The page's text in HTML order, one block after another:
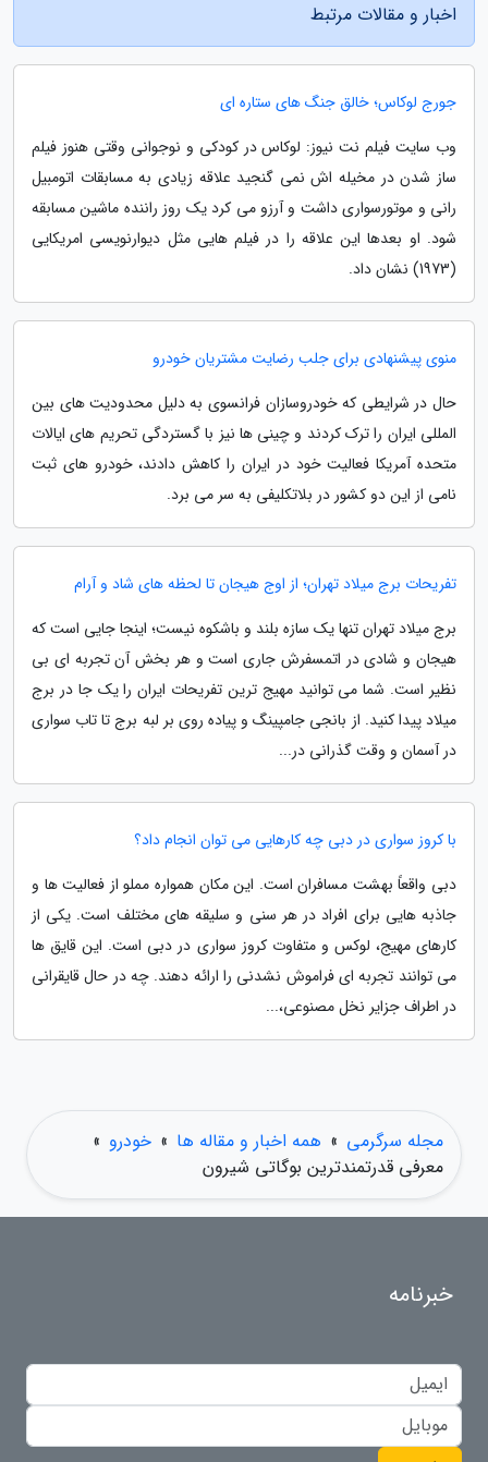
اخبار و مقالات مرتبط
جورج لوکاس؛ خالق جنگ های ستاره ای
وب سایت فیلم نت نیوز: لوکاس در کودکی و نوجوانی وقتی هنوز فیلم
ساز شدن در مخیله اش نمی گنجید علاقه زیادی به مسابقات اتومبیل
رانی و موتورسواری داشت و آرزو می کرد یک روز راننده ماشین مسابقه
شود. او بعدها این علاقه را در فیلم هایی مثل دیوارنویسی امریکایی
(1973) نشان داد.
منوی پیشنهادی برای جلب رضایت مشتریان خودرو
حال در شرایطی که خودروسازان فرانسوی به دلیل محدودیت های بین
المللی ایران را ترک کردند و چینی ها نیز با گستردگی تحریم های ایالات
متحده آمریکا فعالیت خود در ایران را کاهش دادند، خودرو های ثبت
نامی از این دو کشور در بلاتکلیفی به سر می برد.
تفریحات برج میلاد تهران؛ از اوج هیجان تا لحظه های شاد و آرام
برج میلاد تهران تنها یک سازه بلند و باشکوه نیست؛ اینجا جایی است که
هیجان و شادی در اتمسفرش جاری است و هر بخش آن تجربه ای بی
نظیر است. شما می توانید مهیج ترین تفریحات ایران را یک جا در برج
میلاد پیدا کنید. از بانجی جامپینگ و پیاده روی بر لبه برج تا تاب سواری
در آسمان و وقت گذرانی در...
با کروز سواری در دبی چه کارهایی می توان انجام داد؟
دبی واقعاً بهشت مسافران است. این مکان همواره مملو از فعالیت ها و
جاذبه هایی برای افراد در هر سنی و سلیقه های مختلف است. یکی از
کارهای مهیج، لوکس و متفاوت کروز سواری در دبی است. این قایق ها
می توانند تجربه ای فراموش نشدنی را ارائه دهند. چه در حال قایقرانی
در اطراف جزایر نخل مصنوعی،...
مجله سرگرمی » همه اخبار و مقاله ها » خودرو »
معرفی قدرتمندترین بوگاتی شیرون
خبرنامه